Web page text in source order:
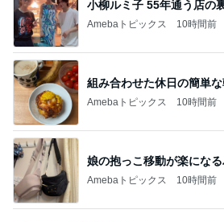
小柳ルミ子 55年通う店の
Amebaトピックス 10時間前
組み合わせた休日の簡単
Amebaトピックス 10時間前
娘の抱っこ移動が楽にな
Amebaトピックス 10時間前